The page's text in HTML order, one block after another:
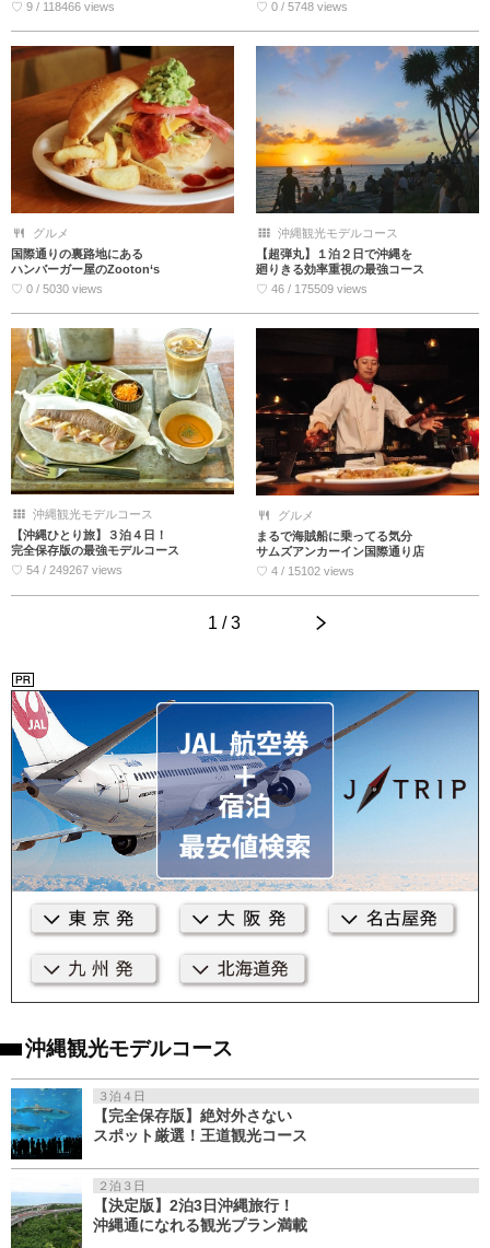
♡ 9 / 118466 views ♡ 0 / 5748 views
グルメ
国際通りの裏路地にある
ハンバーガー屋のZooton‘s
♡ 0 / 5030 views
沖縄観光モデルコース
【超弾丸】１泊２日で沖縄を
廻りきる効率重視の最強コース
♡ 46 / 175509 views
沖縄観光モデルコース
【沖縄ひとり旅】３泊４日！
完全保存版の最強モデルコース
♡ 54 / 249267 views
グルメ
まるで海賊船に乗ってる気分
サムズアンカーイン国際通り店
♡ 4 / 15102 views
1 / 3
沖縄観光モデルコース
３泊４日
【完全保存版】絶対外さない
スポット厳選！王道観光コース
２泊３日
【決定版】2泊3日沖縄旅行！
沖縄通になれる観光プラン満載